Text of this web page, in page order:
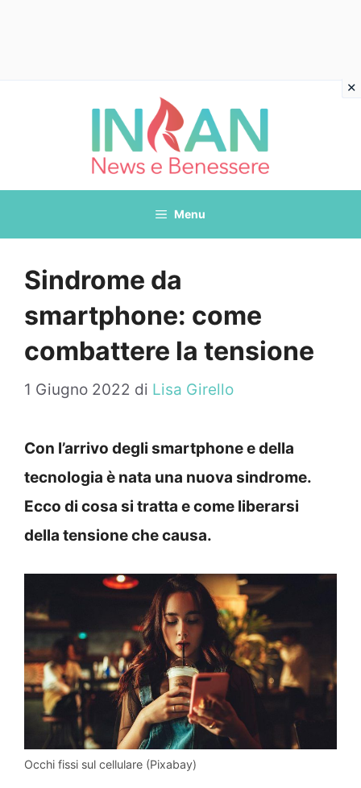
Menu
Sindrome da
smartphone: come
combattere la tensione
1 Giugno 2022 di Lisa Girello
Con l’arrivo degli smartphone e della
tecnologia è nata una nuova sindrome.
Ecco di cosa si tratta e come liberarsi
della tensione che causa.
Occhi fissi sul cellulare (Pixabay)